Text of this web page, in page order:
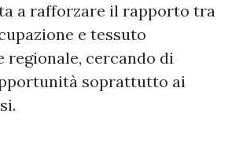
a rafforzare il rapporto tra
e tessuto
cercando di
soprattutto ai